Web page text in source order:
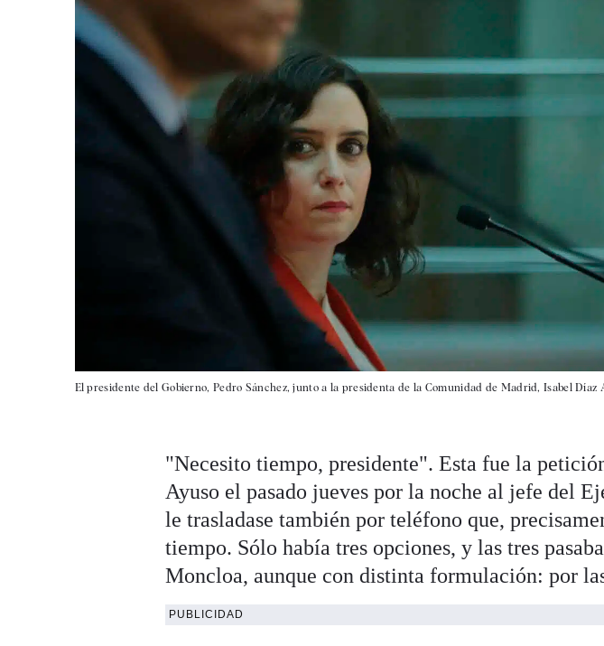
El presidente del Gobierno, Pedro Sánchez, junto a la presidenta de la Comunidad de Madrid, Isabel Díaz
"Necesito tiempo, presidente". Esta fue la
Ayuso el pasado jueves por la noche al jefe del
le trasladase también por teléfono que,
tiempo. Sólo había tres opciones, y las tres
Moncloa, aunque con distinta formulación: por
PUBLICIDAD